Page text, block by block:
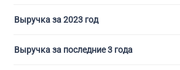
Выручка за 2023 год
Выручка за последние 3 года